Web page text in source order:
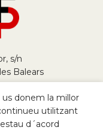
s/n
Balears
donem la millor
utilitzant
d´acord